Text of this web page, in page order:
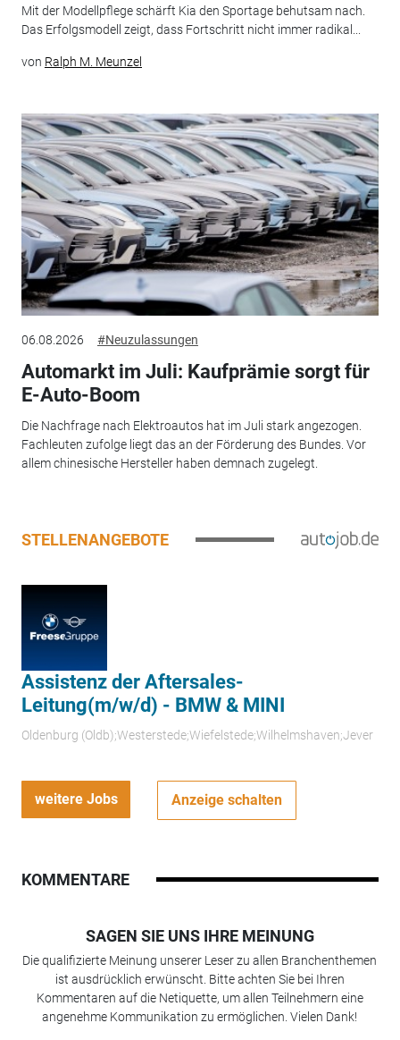
Mit der Modellpflege schärft Kia den Sportage behutsam nach.
Das Erfolgsmodell zeigt, dass Fortschritt nicht immer radikal...
von Ralph M. Meunzel
06.08.2026 #Neuzulassungen
Automarkt im Juli: Kaufprämie sorgt für
E-Auto-Boom
Die Nachfrage nach Elektroautos hat im Juli stark angezogen.
Fachleuten zufolge liegt das an der Förderung des Bundes. Vor
allem chinesische Hersteller haben demnach zugelegt.
STELLENANGEBOTE
Assistenz der Aftersales-
Leitung(m/w/d) - BMW & MINI
Oldenburg (Oldb);Westerstede;Wiefelstede;Wilhelmshaven;Jever
weitere Jobs Anzeige schalten
KOMMENTARE
SAGEN SIE UNS IHRE MEINUNG
Die qualifizierte Meinung unserer Leser zu allen Branchenthemen
ist ausdrücklich erwünscht. Bitte achten Sie bei Ihren
Kommentaren auf die Netiquette, um allen Teilnehmern eine
angenehme Kommunikation zu ermöglichen. Vielen Dank!